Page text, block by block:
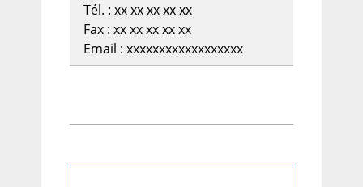
Tél. : xx xx xx xx xx
Fax : xx xx xx xx xx
Email : xxxxxxxxxxxxxxxxxx